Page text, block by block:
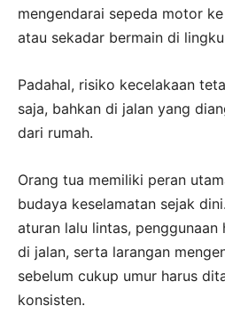
mengendarai sepeda motor
atau sekadar bermain di
Padahal, risiko kecelakaan
saja, bahkan di jalan yang
dari rumah.
Orang tua memiliki peran
budaya keselamatan sejak
aturan lalu lintas, penggunaan
di jalan, serta larangan
sebelum cukup umur harus
konsisten.